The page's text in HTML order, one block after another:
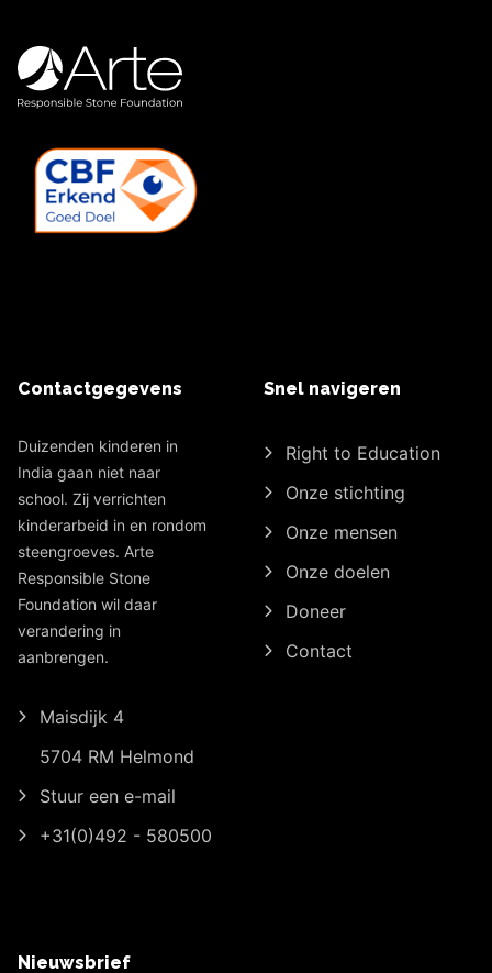
Contactgegevens
Duizenden kinderen in
India gaan niet naar
school. Zij verrichten
kinderarbeid in en rondom
steengroeves. Arte
Responsible Stone
Foundation wil daar
verandering in
aanbrengen.
Maisdijk 4
5704 RM Helmond
Stuur een e-mail
+31(0)492 - 580500
Snel navigeren
Right to Education
Onze stichting
Onze mensen
Onze doelen
Doneer
Contact
Nieuwsbrief